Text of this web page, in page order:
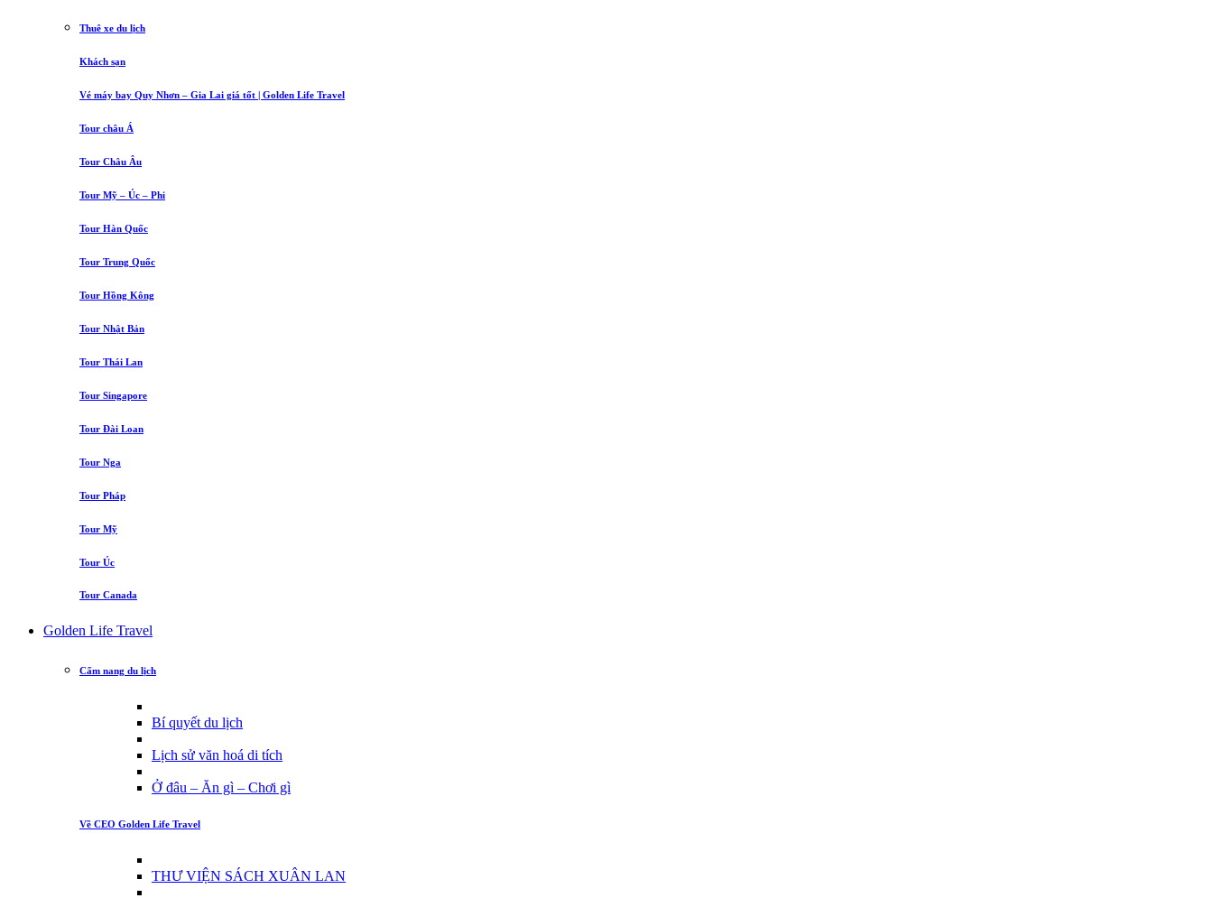
Thuê xe du lịch
Khách sạn
Vé máy bay Quy Nhơn – Gia Lai giá tốt | Golden Life Travel
Tour châu Á
Tour Châu Âu
Tour Mỹ – Úc – Phi
Tour Hàn Quốc
Tour Trung Quốc
Tour Hồng Kông
Tour Nhật Bản
Tour Thái Lan
Tour Singapore
Tour Đài Loan
Tour Nga
Tour Pháp
Tour Mỹ
Tour Úc
Tour Canada
Golden Life Travel
Cẩm nang du lịch
Bí quyết du lịch
Lịch sử văn hoá di tích
Ở đâu – Ăn gì – Chơi gì
Về CEO Golden Life Travel
THƯ VIỆN SÁCH XUÂN LAN